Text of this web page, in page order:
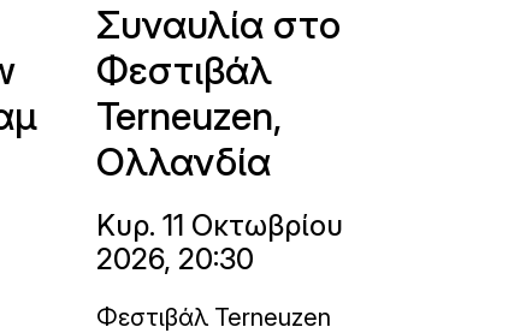
Συναυλία στο
Φεστιβάλ
Terneuzen,
Ολλανδία
Κυρ. 11 Οκτωβρίου
2026, 20:30
Φεστιβάλ Terneuzen